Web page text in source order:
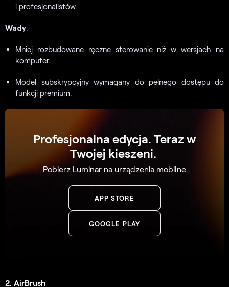
i profesjonalistów.
Wady:
Mniej rozbudowane ręczne sterowanie niż w wersjach na
komputer.
Model subskrypcyjny wymagany do pełnego dostępu do
funkcji premium.
Profesjonalna edycja. Teraz w
Twojej kieszeni.
Pobierz Luminar na urządzenia mobilne
APP STORE
GOOGLE PLAY
2. AirBrush